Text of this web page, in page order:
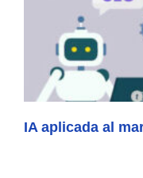
IA aplicada al